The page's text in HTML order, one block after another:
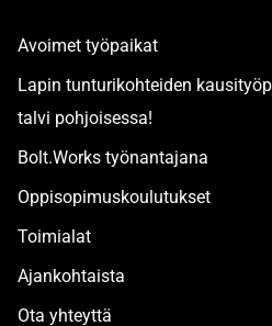
Avoimet työpaikat
Lapin tunturikohteiden
talvi pohjoisessa!
Bolt.Works työnantajana
Oppisopimuskoulutukset
Toimialat
Ajankohtaista
Ota yhteyttä